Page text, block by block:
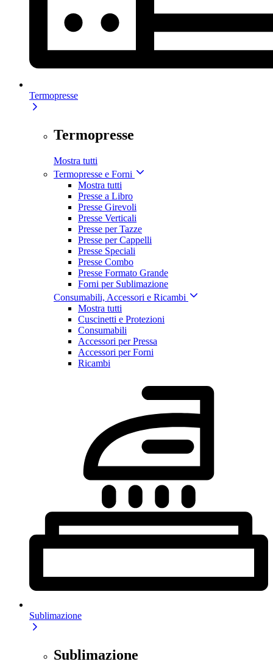
Termopresse
Termopresse
Mostra tutti
Termopresse e Forni
Mostra tutti
Presse a Libro
Presse Girevoli
Presse Verticali
Presse per Tazze
Presse per Cappelli
Presse Speciali
Presse Combo
Presse Formato Grande
Forni per Sublimazione
Consumabili, Accessori e Ricambi
Mostra tutti
Cuscinetti e Protezioni
Consumabili
Accessori per Pressa
Accessori per Forni
Ricambi
Sublimazione
Sublimazione